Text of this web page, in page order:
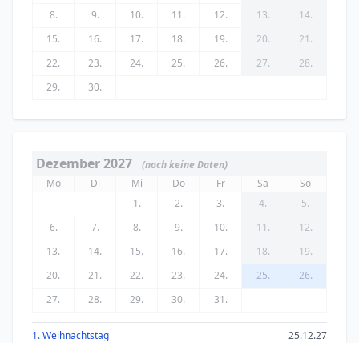
8.
9. 10. 11. 12. 13.
14.
15.
16. 17. 18. 19. 20.
21.
22.
23. 24. 25. 26. 27.
28.
29.
30.
Dezember 2027
(noch keine Daten)
Mo
Di Mi Do Fr Sa
So
1.
2. 3. 4.
5.
6.
7. 8. 9. 10. 11.
12.
13.
14. 15. 16. 17. 18.
19.
20.
21. 22. 23. 24. 25.
26.
27.
28. 29. 30. 31.
1. Weihnachtstag
25.12.27